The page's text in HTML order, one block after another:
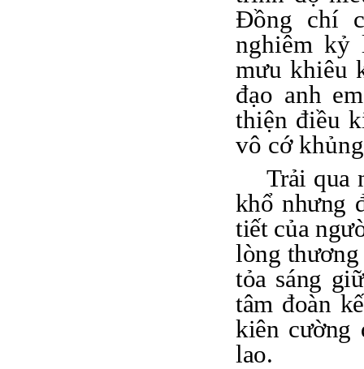
Đồng chí
nghiêm kỷ
mưu khiêu
đạo anh
thiện điều
vô cớ
Trải qua
khổ nhưng
tiết của
lòng
tỏa sáng
tâm đoàn
kiên cường
lao.